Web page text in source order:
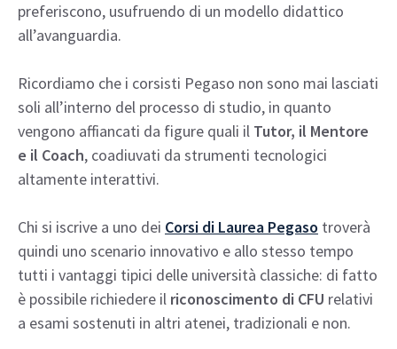
preferiscono, usufruendo di un modello didattico
all’avanguardia.
Ricordiamo che i corsisti Pegaso non sono mai lasciati
soli all’interno del processo di studio, in quanto
vengono affiancati da figure quali il Tutor, il Mentore
e il Coach, coadiuvati da strumenti tecnologici
altamente interattivi.
Chi si iscrive a uno dei Corsi di Laurea Pegaso troverà
quindi uno scenario innovativo e allo stesso tempo
tutti i vantaggi tipici delle università classiche: di fatto
è possibile richiedere il riconoscimento di CFU relativi
a esami sostenuti in altri atenei, tradizionali e non.